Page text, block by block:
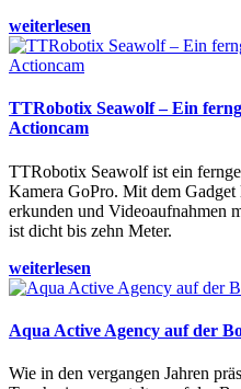
weiterlesen
TTRobotix Seawolf – Ein
Actioncam
TTRobotix Seawolf ist ein
Kamera GoPro. Mit dem Gadget
erkunden und Videoaufnahmen
ist dicht bis zehn Meter.
weiterlesen
Aqua Active Agency auf der
Wie in den vergangen Jahren